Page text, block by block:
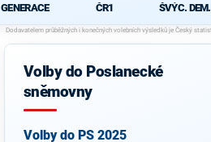
GENERACE ČR1 ŠVÝC. DEM.
Volby do Poslanecké
sněmovny
Volby do PS 2025